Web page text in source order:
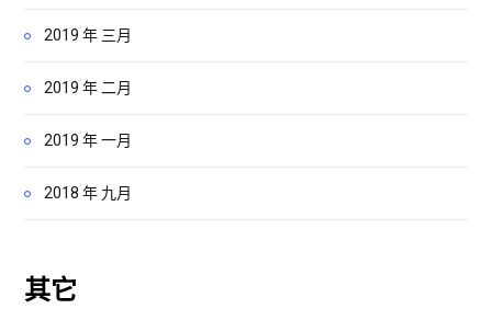
2019 年 三月
2019 年 二月
2019 年 一月
2018 年 九月
其它